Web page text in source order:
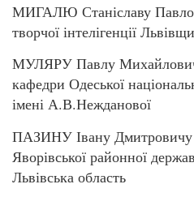
МИГАЛЮ Станіславу
творчої інтелігенції
МУЛЯРУ Павлу
кафедри Одеської
імені А.В.Нежданової
ПАЗИНУ Івану Дмитровичу
Яворівської районної
Львівська область